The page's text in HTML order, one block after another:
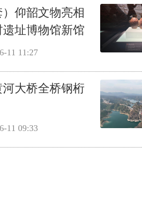
）仰韶文物亮相
址博物馆新馆
11 11:27
大桥全桥钢桁
11 09:33